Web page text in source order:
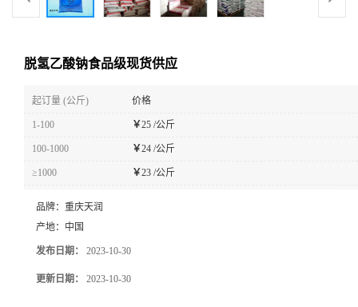
脱氢乙酸钠食品级现货供应
起订量 (公斤) 价格
1-100 ￥25 /公斤
100-1000 ￥24 /公斤
≥1000 ￥23 /公斤
品牌： 重庆天润
产地： 中国
发布日期： 2023-10-30
更新日期： 2023-10-30